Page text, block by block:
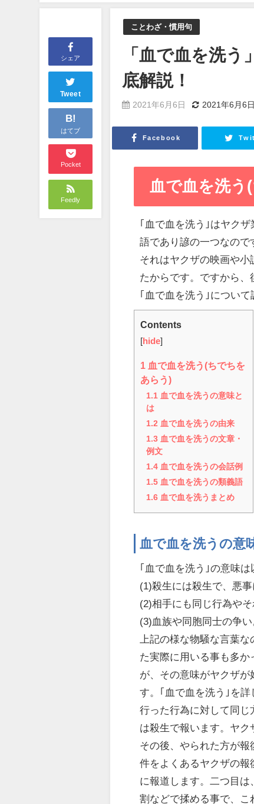
シェア
Tweet
B!
はてブ
Pocket
Feedly
ことわざ・慣用句
「血で血を洗
底解説！
2021年6月6日 2021年6月6日
Facebook
血で血を洗う
｢血で血を洗う｣はヤク
語であり諺の一つなので
それはヤクザの映画や
たからです。ですから
｢血で血を洗う｣について
Contents
[ hide]
1
血で血を洗う(ちでちを
あらう)
1.1 血で血を洗うの意味と
は
1.2 血で血を洗うの由来
1.3 血で血を洗うの文章・
例文
1.4 血で血を洗うの会話例
1.5 血で血を洗うの類義語
1.6 血で血を洗うまとめ
血で血を洗うの意
｢血で血を洗う｣の意味
(1)殺生には殺生で、悪
(2)相手にも同じ行為や
(3)血族や同胞同士の争い
上記の様な物騒な言葉
た実際に用いる事も多
が、その意味がヤクザ
す。｢血で血を洗う｣を
行った行為に対して同じ
は殺生で報います。ヤク
その後、やられた方が
件をよくあるヤクザの報
に報道します。二つ目
割などで揉める事で、こ